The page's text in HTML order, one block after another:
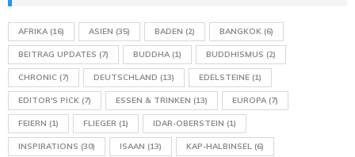
AFRIKA(16) ASIEN (35) BADEN (2) BANGKOK (6)
BEITRAG UPDATES (7) BUDDHA(1) BUDDHISMUS (2)
CHRONIC (7) DEUTSCHLAND (13) EDELSTEINE (1)
EDITOR'S PICK (7) ESSEN & TRINKEN (13) EUROPA(7)
FEIERN (1) FLIEGER (1) IDAR-OBERSTEIN (1)
INSPIRATIONS (30) ISAAN (13) KAP-HALBINSEL (6)